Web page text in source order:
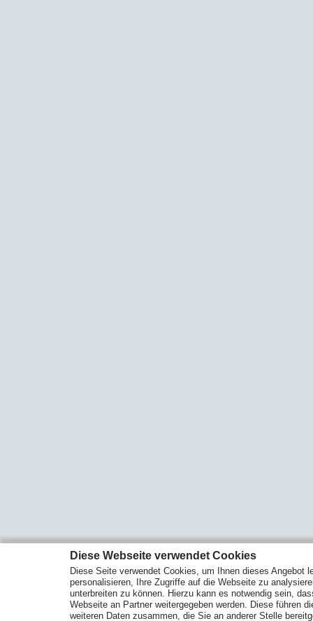
Diese Webseite verwendet Cookies
Diese Seite verwendet Cookies, um Ihnen dieses Angebot
personalisieren, Ihre Zugriffe auf die Webseite zu
unterbreiten zu können. Hierzu kann es notwendig sein,
Webseite an Partner weitergegeben werden. Diese führen
weiteren Daten zusammen, die Sie an anderer Stelle